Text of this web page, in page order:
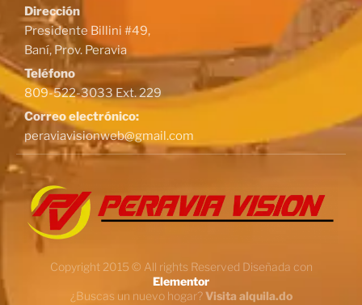
Dirección
Presidente Billini #49,
Baní, Prov. Peravia
Teléfono
809-522-3033 Ext. 229
Correo electrónico:
peraviavisionweb@gmail.com
Copyright 2015 © All rights Reserved Diseñada con
Elementor
¿Buscas un nuevo hogar?Visita alquila.do